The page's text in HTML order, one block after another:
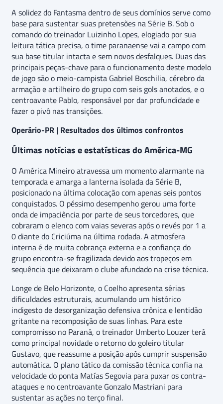
A solidez do Fantasma dentro de seus domínios serve como
base para sustentar suas pretensões na Série B. Sob o
comando do treinador Luizinho Lopes, elogiado por sua
leitura tática precisa, o time paranaense vai a campo com
sua base titular intacta e sem novos desfalques. Duas das
principais peças-chave para o funcionamento deste modelo
de jogo são o meio-campista Gabriel Boschilia, cérebro da
armação e artilheiro do grupo com seis gols anotados, e o
centroavante Pablo, responsável por dar profundidade e
fazer o pivô nas transições.
Operário-PR | Resultados dos últimos confrontos
Últimas notícias e estatísticas do América-MG
O América Mineiro atravessa um momento alarmante na
temporada e amarga a lanterna isolada da Série B,
posicionado na última colocação com apenas seis pontos
conquistados. O péssimo desempenho gerou uma forte
onda de impaciência por parte de seus torcedores, que
cobraram o elenco com vaias severas após o revés por 1 a
0 diante do Criciúma na última rodada. A atmosfera
interna é de muita cobrança externa e a confiança do
grupo encontra-se fragilizada devido aos tropeços em
sequência que deixaram o clube afundado na crise técnica.
Longe de Belo Horizonte, o Coelho apresenta sérias
dificuldades estruturais, acumulando um histórico
indigesto de desorganização defensiva crônica e lentidão
gritante na recomposição de suas linhas. Para este
compromisso no Paraná, o treinador Umberto Louzer terá
como principal novidade o retorno do goleiro titular
Gustavo, que reassume a posição após cumprir suspensão
automática. O plano tático da comissão técnica confia na
velocidade do ponta Matías Segovia para puxar os contra-
ataques e no centroavante Gonzalo Mastriani para
sustentar as ações no terço final.